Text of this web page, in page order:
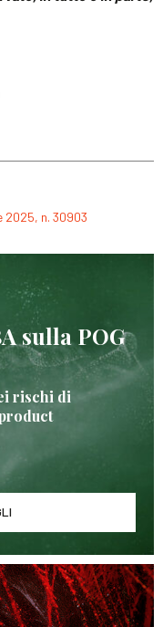
2025, n. 30903
sulla POG
rischi di